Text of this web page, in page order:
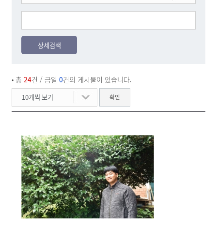
상세검색
• 총 24건 / 금일 0건의 게시물이 있습니다.
10개씩 보기 확인